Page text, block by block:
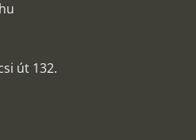
út 132.